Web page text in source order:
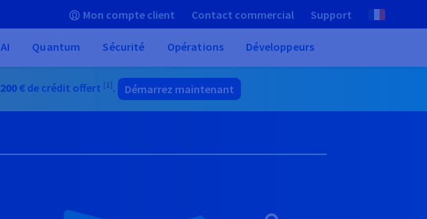
Mon compte client Contact commercial Support
AI Quantum Sécurité Opérations Développeurs
200 €de crédit offert [1]. Démarrez maintenant